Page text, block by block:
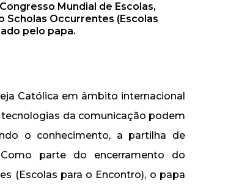
Mundial de Escolas,
Scholas Occurrentes (Escolas
pelo papa.
Católica em âmbito internacional
da comunicação podem
o conhecimento, a partilha de
parte do encerramento do
(Escolas para o Encontro), o papa